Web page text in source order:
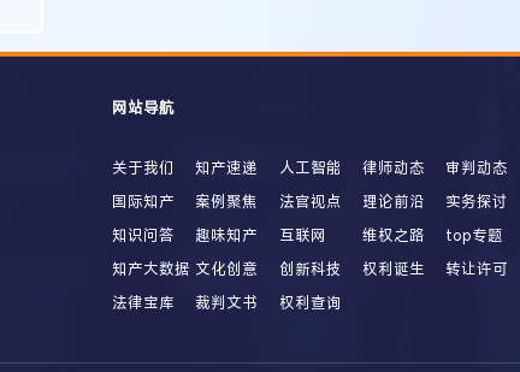
网站导航
关于我们 知产速递 人工智能 律师动态
审判动态
国际知产
案例聚焦 法官视点 理论前沿
实务探讨
知识问答
趣味知产 互联网 维权之路
top专题
知产大数据 文化创意 创新科技 权利诞生
转让许可
法律宝库
裁判文书 权利查询